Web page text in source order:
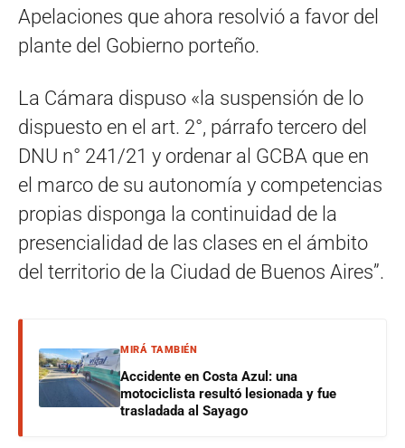
Apelaciones que ahora resolvió a favor del
plante del Gobierno porteño.
La Cámara dispuso «la suspensión de lo
dispuesto en el art. 2°, párrafo tercero del
DNU n° 241/21 y ordenar al GCBA que en
el marco de su autonomía y competencias
propias disponga la continuidad de la
presencialidad de las clases en el ámbito
del territorio de la Ciudad de Buenos Aires”.
MIRÁ TAMBIÉN
Accidente en Costa Azul: una
motociclista resultó lesionada y fue
trasladada al Sayago